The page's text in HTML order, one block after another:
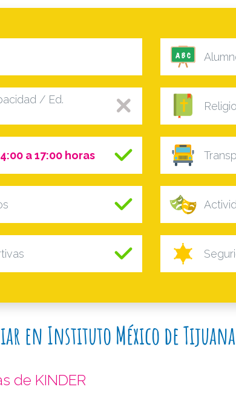
/ Ed.
a 17:00 horas
en Instituto México de
de KINDER